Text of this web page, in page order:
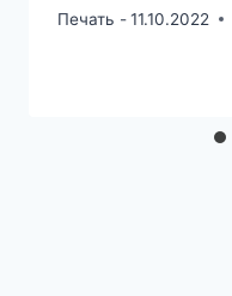
Печать -11.10.2022